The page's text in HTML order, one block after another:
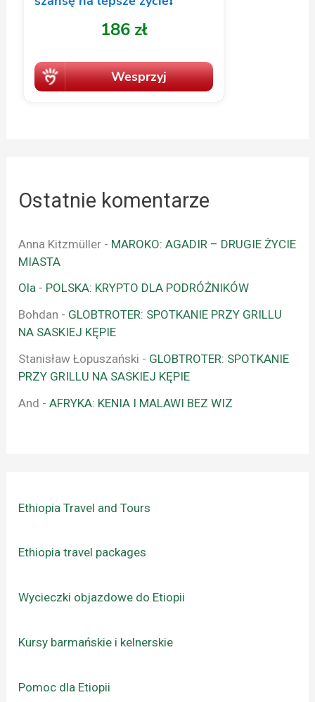
Ostatnie komentarze
Anna Kitzmüller - MAROKO: AGADIR – DRUGIE ŻYCIE
MIASTA
Ola - POLSKA: KRYPTO DLA PODRÓŻNIKÓW
Bohdan - GLOBTROTER: SPOTKANIE PRZY GRILLU
NA SASKIEJ KĘPIE
Stanisław Łopuszański - GLOBTROTER: SPOTKANIE
PRZY GRILLU NA SASKIEJ KĘPIE
And -AFRYKA: KENIA I MALAWI BEZ WIZ
Ethiopia Travel and Tours
Ethiopia travel packages
Wycieczki objazdowe do Etiopii
Kursy barmańskie i kelnerskie
Pomoc dla Etiopii